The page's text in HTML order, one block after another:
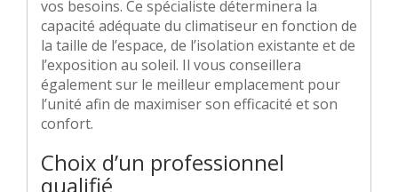
vos besoins. Ce spécialiste déterminera la
capacité adéquate du climatiseur en fonction de
la taille de l’espace, de l’isolation existante et de
l’exposition au soleil. Il vous conseillera
également sur le meilleur emplacement pour
l’unité afin de maximiser son efficacité et son
confort.
Choix d’un professionnel
qualifié